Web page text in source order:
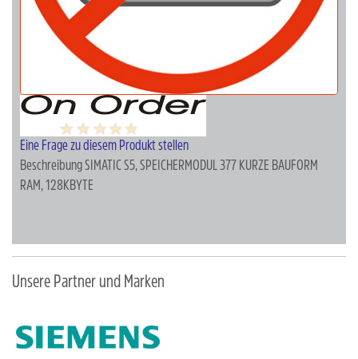
Eine Frage zu diesem Produkt stellen
BeschreibungSIMATIC S5, SPEICHERMODUL 377 KURZE BAUFORM
RAM, 128KBYTE
Unsere Partner und Marken